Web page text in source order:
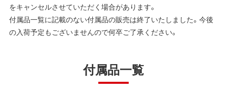
をキャンセルさせていただく場合があります。
付属品一覧に記載のない付属品の販売は終了いたしました。今後
の入荷予定もございませんので何卒ご了承ください。
付属品一覧